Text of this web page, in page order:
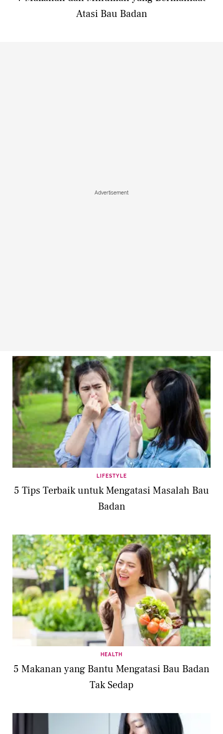
Atasi Bau Badan
Advertisement
LIFESTYLE
5 Tips Terbaik untuk Mengatasi Masalah Bau
Badan
HEALTH
5 Makanan yang Bantu Mengatasi Bau Badan
Tak Sedap